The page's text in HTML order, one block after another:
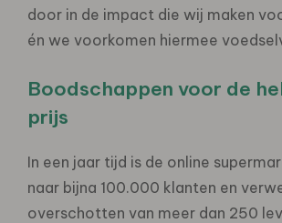
door in de impact die wij maken
én we voorkomen hiermee
Boodschappen voor de
prijs
In een jaar tijd is de online
naar bijna 100.000 klanten en
overschotten van meer dan 250